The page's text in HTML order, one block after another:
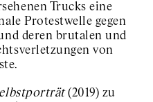
Trucks eine
Protestwelle gegen
deren brutalen und
von
(2019) zu